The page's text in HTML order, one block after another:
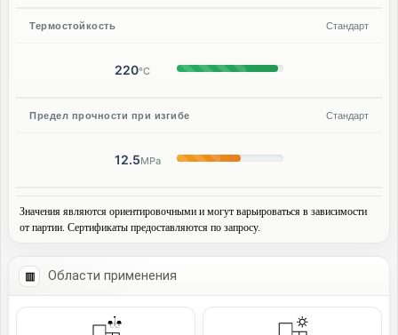
Термостойкость
220°C
Стандарт
Предел прочности при изгибе
12.5MPa
Стандарт
Значения являются ориентировочными и могут варьироваться в зависимости
от партии. Сертификаты предоставляются по запросу.
Области применения